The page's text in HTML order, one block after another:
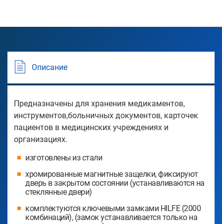
Описание
Предназначены для хранения медикаментов,
инструментов,больничных документов, карточек
пациентов в медицинских учреждениях и
организациях.
изготовлены из стали
хромированные магнитные защелки, фиксируют
дверь в закрытом состоянии (устанавливаются на
стеклянные двери)
комплектуются ключевыми замками HILFE (2000
комбинаций), (замок устанавливается только на